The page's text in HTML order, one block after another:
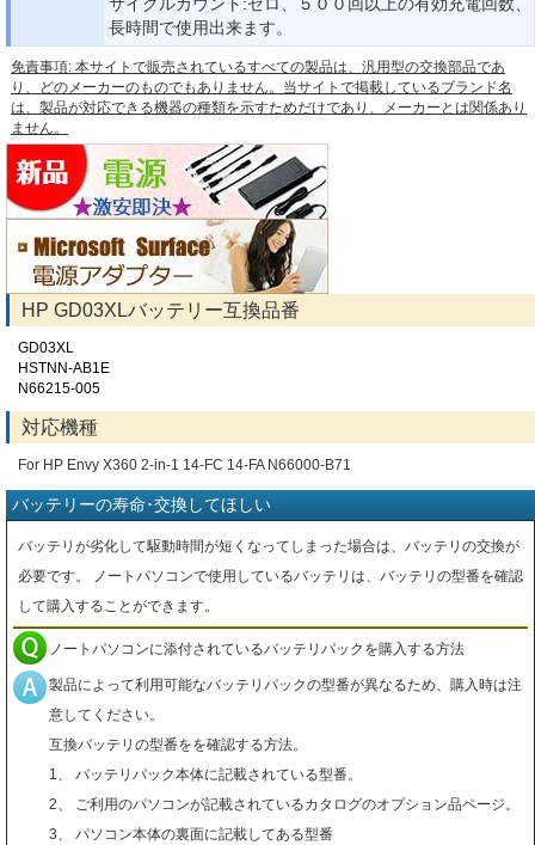
サイクルカウント:ゼロ、５００回以上の有効充電回数、
長時間で使用出来ます。
免責事項: 本サイトで販売されているすべての製品は、汎用型の交換部品であ
り、どのメーカーのものでもありません。当サイトで掲載しているブランド名
は、製品が対応できる機器の種類を示すためだけであり、メーカーとは関係あり
ません。
HP GD03XLバッテリー互換品番
GD03XL
HSTNN-AB1E
N66215-005
対応機種
For HP Envy X360 2-in-1 14-FC 14-FA N66000-B71
バッテリーの寿命･交換してほしい
バッテリが劣化して駆動時間が短くなってしまった場合は、バッテリの交換が
必要です。 ノートパソコンで使用しているバッテリは、バッテリの型番を確認
して購入することができます。
ノートパソコンに添付されているバッテリパックを購入する方法
製品によって利用可能なバッテリパックの型番が異なるため、購入時は注
意してください。
互換バッテリの型番をを確認する方法。
1、 バッテリパック本体に記載されている型番。
2、 ご利用のパソコンが記載されているカタログのオプション品ページ。
3、 パソコン本体の裏面に記載してある型番